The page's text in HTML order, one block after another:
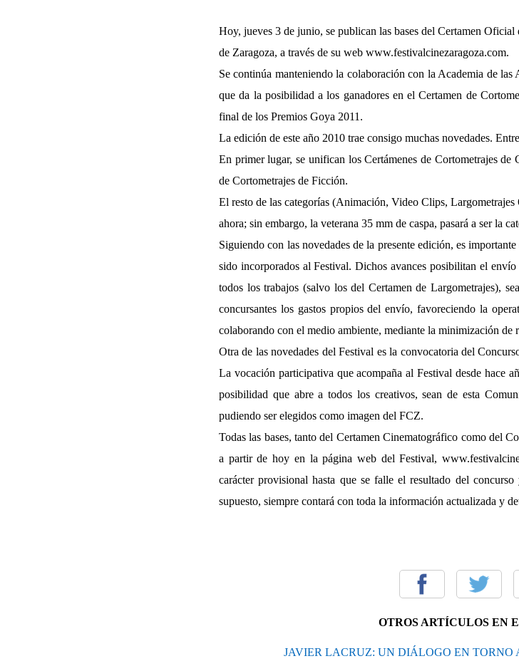
Hoy, jueves 3 de junio, se publican las bases del Certamen
de Zaragoza, a través de su web www.festivalcinezaragoza.com.
Se continúa manteniendo la colaboración con la Academia de
que da la posibilidad a los ganadores en el Certamen de
final de los Premios Goya 2011.
La edición de este año 2010 trae consigo muchas novedades.
En primer lugar, se unifican los Certámenes de Cortometrajes
de Cortometrajes de Ficción.
El resto de las categorías (Animación, Video Clips,
ahora; sin embargo, la veterana 35 mm de caspa, pasará a ser la
Siguiendo con las novedades de la presente edición, es
sido incorporados al Festival. Dichos avances posibilitan el
todos los trabajos (salvo los del Certamen de Largometrajes),
concursantes los gastos propios del envío, favoreciendo la
colaborando con el medio ambiente, mediante la minimización de
Otra de las novedades del Festival es la convocatoria del
La vocación participativa que acompaña al Festival desde hace
posibilidad que abre a todos los creativos, sean de esta
pudiendo ser elegidos como imagen del FCZ.
Todas las bases, tanto del Certamen Cinematográfico como del
a partir de hoy en la página web del Festival,
carácter provisional hasta que se falle el resultado del
supuesto, siempre contará con toda la información actualizada y
OTROS ARTÍCULOS EN
JAVIER LACRUZ: UN DIÁLOGO EN